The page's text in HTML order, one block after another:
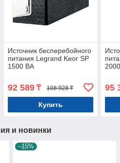
Источник бесперебойного
питания Legrand Keor SP
1500 ВА
92 589₸ 108 928 ₸
Купить
95
и новинки
–15%